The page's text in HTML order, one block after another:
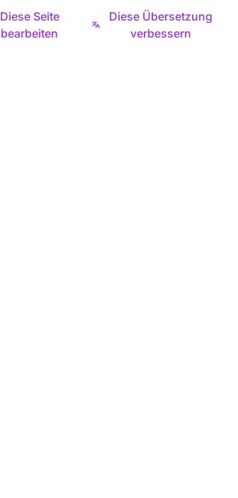
Diese Seite
bearbeiten
Diese Übersetzung
verbessern